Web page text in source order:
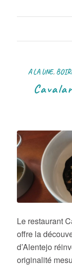
A LA UNE,
Le restaurant
offre la
d’Alentejo
originalité